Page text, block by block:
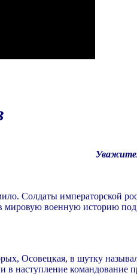
Солдаты императорской
военную историю под
Осовецкая, в шутку
в наступление командование